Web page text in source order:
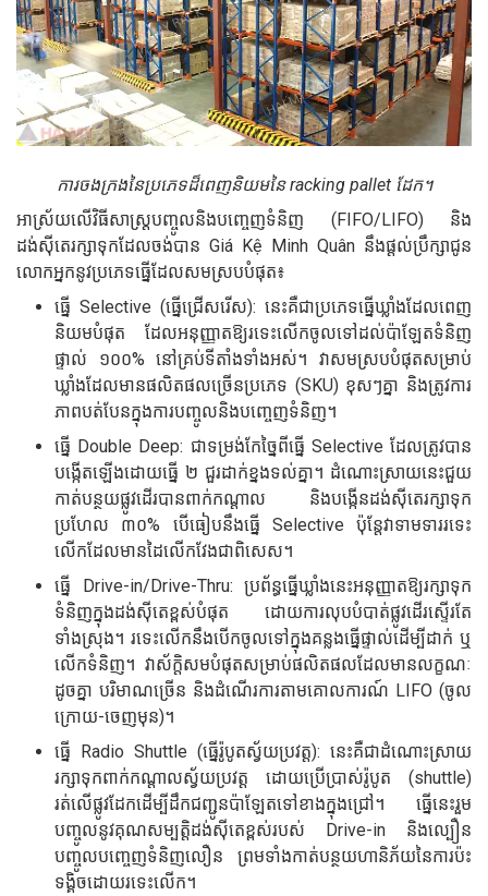
ការចងក្រងនៃប្រភេទដ៏ពេញនិយមនៃ racking pallet ដែក។
អាស្រ័យលើវិធីសាស្ត្របញ្ចូលនិងបញ្ចេញទំនិញ (FIFO/LIFO) និង
ដង់ស៊ីតេរក្សាទុកដែលចង់បាន Giá Kệ Minh Quân នឹងផ្តល់ប្រឹក្សាជូន
លោកអ្នកនូវប្រភេទធ្នើដែលសមស្របបំផុត៖
ធ្នើ Selective (ធ្នើជ្រើសរើស): នេះគឺជាប្រភេទធ្នើឃ្លាំងដែលពេញ
និយមបំផុត ដែលអនុញ្ញាតឱ្យរទេះលើកចូលទៅដល់ប៉ាឡែតទំនិញ
ផ្ទាល់ ១០០% នៅគ្រប់ទីតាំងទាំងអស់។ វាសមស្របបំផុតសម្រាប់
ឃ្លាំងដែលមានផលិតផលច្រើនប្រភេទ (SKU) ខុសៗគ្នា និងត្រូវការ
ភាពបត់បែនក្នុងការបញ្ចូលនិងបញ្ចេញទំនិញ។
ធ្នើ Double Deep: ជាទម្រង់កែច្នៃពីធ្នើ Selective ដែលត្រូវបាន
បង្កើតឡើងដោយធ្នើ ២ ជួរដាក់ខ្នងទល់គ្នា។ ដំណោះស្រាយនេះជួយ
កាត់បន្ថយផ្លូវដើរបានពាក់កណ្តាល និងបង្កើនដង់ស៊ីតេរក្សាទុក
ប្រហែល ៣០% បើធៀបនឹងធ្នើ Selective ប៉ុន្តែវាទាមទាររទេះ
លើកដែលមានដៃលើកវែងជាពិសេស។
ធ្នើ Drive-in/Drive-Thru: ប្រព័ន្ធធ្នើឃ្លាំងនេះអនុញ្ញាតឱ្យរក្សាទុក
ទំនិញក្នុងដង់ស៊ីតេខ្ពស់បំផុត ដោយការលុបបំបាត់ផ្លូវដើរស្ទើរតែ
ទាំងស្រុង។ រទេះលើកនឹងបើកចូលទៅក្នុងគន្លងធ្នើផ្ទាល់ដើម្បីដាក់ ឬ
លើកទំនិញ។ វាស័ក្តិសមបំផុតសម្រាប់ផលិតផលដែលមានលក្ខណៈ
ដូចគ្នា បរិមាណច្រើន និងដំណើរការតាមគោលការណ៍ LIFO (ចូល
ក្រោយ-ចេញមុន)។
ធ្នើ Radio Shuttle (ធ្នើរ៉ូបូតស្វ័យប្រវត្ត): នេះគឺជាដំណោះស្រាយ
រក្សាទុកពាក់កណ្តាលស្វ័យប្រវត្ត ដោយប្រើប្រាស់រ៉ូបូត (shuttle)
រត់លើផ្លូវដែកដើម្បីដឹកជញ្ជូនប៉ាឡែតទៅខាងក្នុងជ្រៅ។ ធ្នើនេះរួម
បញ្ចូលនូវគុណសម្បត្តិដង់ស៊ីតេខ្ពស់របស់ Drive-in និងល្បឿន
បញ្ចូលបញ្ចេញទំនិញលឿន ព្រមទាំងកាត់បន្ថយហានិភ័យនៃការប៉ះ
ទង្គិចដោយរទេះលើក។